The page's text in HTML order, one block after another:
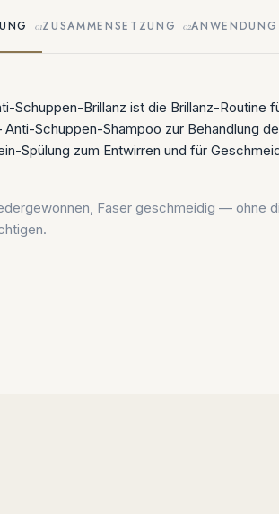
01ZUSAMMENSETZUNG 02ANWENDUNG
Schuppen-Brillanz ist die Brillanz-Routine
Schuppen-Shampoo zur Behandlung
Spülung zum Entwirren und für
Faser geschmeidig — ohne